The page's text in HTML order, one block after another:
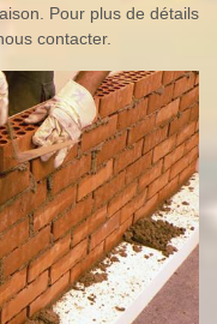
Pour plus de détails
contacter.